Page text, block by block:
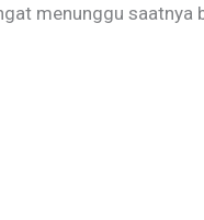
menunggu saatnya